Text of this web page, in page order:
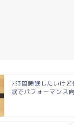
7時間睡眠したいけ
眠でパフォーマンス向